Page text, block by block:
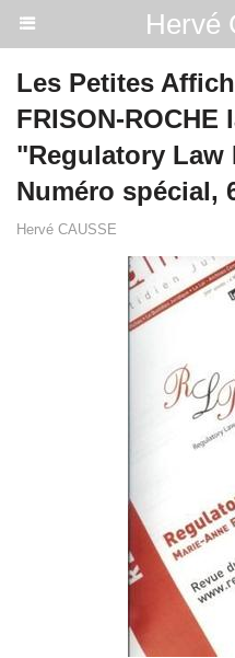
Hervé
Les Petites
FRISON-ROCHE
"Regulatory Law
Numéro spécial,
Hervé CAUSSE